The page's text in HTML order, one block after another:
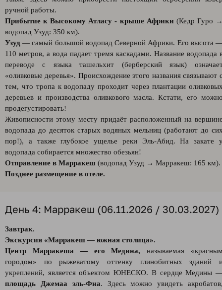
ручной работы.
Прибытие к Высокому Атласу - крыше Африки (Кедр Гуро
водопад Узуд: 350 км).
Узуд — самый большой водопад Северной Африки. Его высота
110 метров, а вода падает тремя каскадами. Название водопада
переводе с языка ташельхит (берберский язык)
«оливковые деревья». Происхождение этого названия связывают
тем, что тропа к водопаду проходит через плантации
деревьев и производства оливкового масла. Кстати, его
продегустировать!
Живописности этому месту придаёт расположенный на
водопада до десяток старых водяных мельниц (работают до
пор!), а также глубокое ущелье реки Эль-Абид. На закате
водопада собирается множество обезьян!
Отправление в Марракеш (водопад Узуд → Марракеш: 165 км).
Позднее размещение в отеле.
День 4: Марракеш (06.11.2026 / 30.03.2027)
Завтрак.
Экскурсия «Марракеш — южная столица».
Центр Марракеша
— его Медина, называемая
городом» по рыжеватому оттенку глинобитных зданий
укреплений, является объектом ЮНЕСКО. В сердце Медины
площадь Джемаа эль-Фна. Здесь можно увидеть